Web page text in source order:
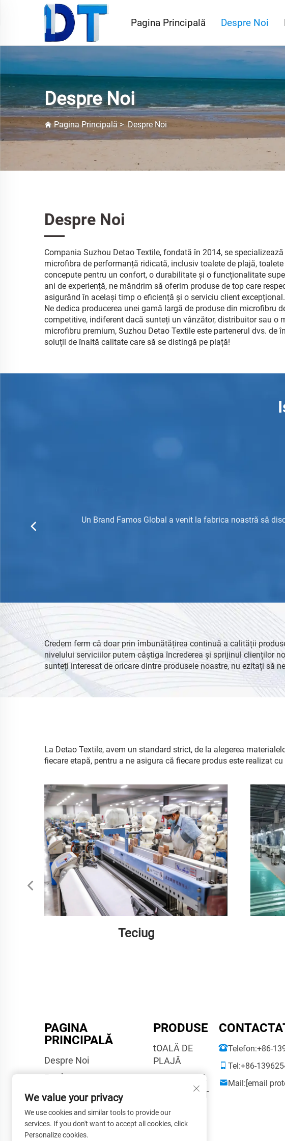
Pagina Principală Despre Noi
Despre Noi
Pagina Principală> Despre Noi
Despre Noi
Compania Suzhou Detao Textile, fondată în 2014, se
microfibra de performanță ridicată, inclusiv toalete de plajă,
concepute pentru un confort, o durabilitate și o funcționalitate
ani de experiență, ne mândrim să oferim produse de top care
asigurând în același timp o eficiență și o serviciu client excepțional.
Ne dedica producerea unei gamă largă de produse din microfibru
competitive, indiferent dacă sunteți un vânzător, distribuitor sau o
microfibru premium, Suzhou Detao Textile este partenerul dvs. de
soluții de înaltă calitate care să se distingă pe piață!
Un Brand Famos Global a venit la fabrica noastră să
Credem ferm că doar prin îmbunătățirea continuă a calității
nivelului serviciilor putem câștiga încrederea și sprijinul clienților
sunteți interesat de oricare dintre produsele noastre, nu ezitați să
La Detao Textile, avem un standard strict, de la alegerea
fiecare etapă, pentru a ne asigura că fiecare produs este realizat
Teciug
PAGINA
PRINCIPALĂ
Despre Noi
Produse
Știri
Blog
Contactați-Ne
PRODUSE
tOALĂ DE
PLAJĂ
FENEC YOGA
fENEC SPORT
pONCHO
Telefon:+86-
Tel:+86-
Mail:[email
We value your privacy
We use cookies and similar tools to provide our
services. If you don't want to accept all cookies, click
Personalize cookies.